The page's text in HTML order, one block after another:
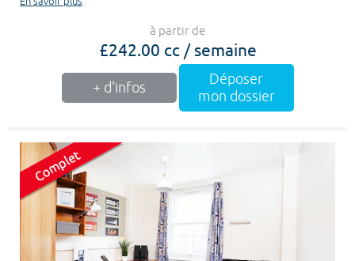
à partir de
£242.00 cc / semaine
+ d'infos
Déposer
mon dossier